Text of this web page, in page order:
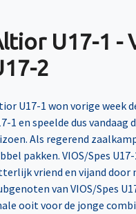
U17-1 -
2
U17-1 won vorige week
1 en speelde dus
Als regerend
pakken. VIOS/Spes
vriend en vijand door
van VIOS/Spes
ooit voor de jonge